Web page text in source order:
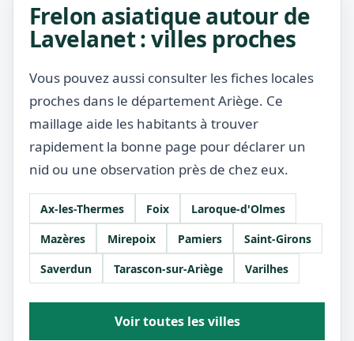
Frelon asiatique autour de
Lavelanet : villes proches
Vous pouvez aussi consulter les fiches locales
proches dans le département Ariège. Ce
maillage aide les habitants à trouver
rapidement la bonne page pour déclarer un
nid ou une observation près de chez eux.
Ax-les-Thermes Foix
Laroque-d'Olmes
Mazères
Mirepoix Pamiers
Saint-Girons
Saverdun
Tarascon-sur-Ariège Varilhes
Voir toutes les villes